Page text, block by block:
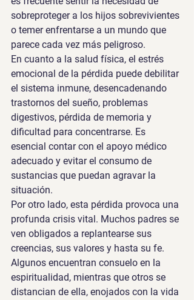
sobreproteger a los hijos sobrevivientes
o temer enfrentarse a un mundo que
parece cada vez más peligroso.
En cuanto a la salud física, el estrés
emocional de la pérdida puede debilitar
el sistema inmune, desencadenando
trastornos del sueño, problemas
digestivos, pérdida de memoria y
dificultad para concentrarse. Es
esencial contar con el apoyo médico
adecuado y evitar el consumo de
sustancias que puedan agravar la
situación.
Por otro lado, esta pérdida provoca una
profunda crisis vital. Muchos padres se
ven obligados a replantearse sus
creencias, sus valores y hasta su fe.
Algunos encuentran consuelo en la
espiritualidad, mientras que otros se
distancian de ella, enojados con la vida